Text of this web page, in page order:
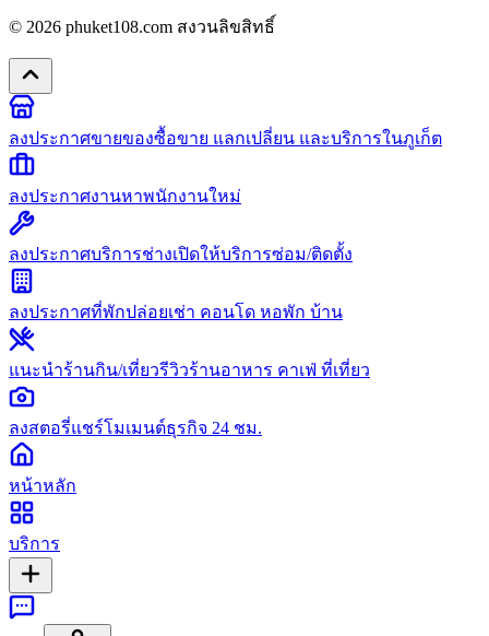
© 2026 phuket108.com สงวนลิขสิทธิ์
ลงประกาศขายของซื้อขาย แลกเปลี่ยน และบริการในภูเก็ต
ลงประกาศงานหาพนักงานใหม่
ลงประกาศบริการช่างเปิดให้บริการซ่อม/ติดตั้ง
ลงประกาศที่พักปล่อยเช่า คอนโด หอพัก บ้าน
แนะนำร้านกิน/เที่ยวรีวิวร้านอาหาร คาเฟ่ ที่เที่ยว
ลงสตอรี่แชร์โมเมนต์ธุรกิจ 24 ชม.
หน้าหลัก
บริการ